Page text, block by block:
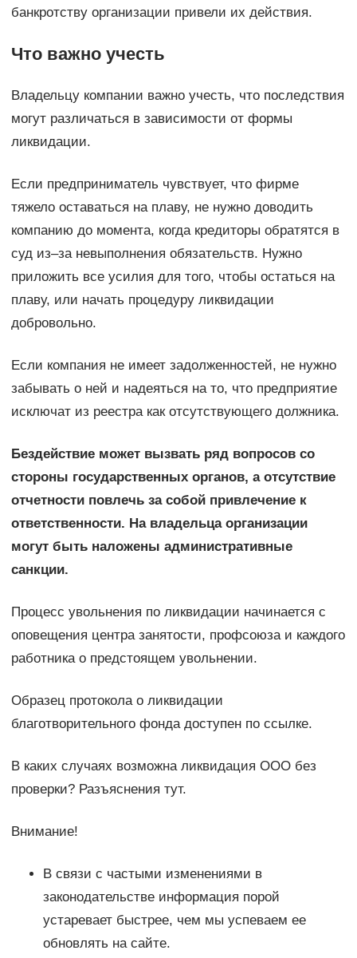
банкротству организации привели их действия.
Что важно учесть
Владельцу компании важно учесть, что последствия
могут различаться в зависимости от формы
ликвидации.
Если предприниматель чувствует, что фирме
тяжело оставаться на плаву, не нужно доводить
компанию до момента, когда кредиторы обратятся в
суд из–за невыполнения обязательств. Нужно
приложить все усилия для того, чтобы остаться на
плаву, или начать процедуру ликвидации
добровольно.
Если компания не имеет задолженностей, не нужно
забывать о ней и надеяться на то, что предприятие
исключат из реестра как отсутствующего должника.
Бездействие может вызвать ряд вопросов со
стороны государственных органов, а отсутствие
отчетности повлечь за собой привлечение к
ответственности. На владельца организации
могут быть наложены административные
санкции.
Процесс увольнения по ликвидации начинается с
оповещения центра занятости, профсоюза и каждого
работника о предстоящем увольнении.
Образец протокола о ликвидации
благотворительного фонда доступен по ссылке.
В каких случаях возможна ликвидация ООО без
проверки? Разъяснения тут.
Внимание!
В связи с частыми изменениями в
законодательстве информация порой
устаревает быстрее, чем мы успеваем ее
обновлять на сайте.